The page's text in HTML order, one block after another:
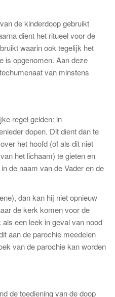
de kinderdoop gebruikt
dient het ritueel voor de
waarin ook tegelijk het
is opgenomen. Aan deze
van minstens
regel gelden: in
dopen. Dit dient dan te
het hoofd (of als dit niet
het lichaam) te gieten en
de naam van de Vader en de
dan kan hij niet opnieuw
de kerk komen voor de
een leek in geval van nood
aan de parochie meedelen
van de parochie kan worden
de toediening van de doop